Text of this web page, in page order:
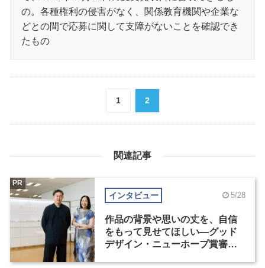
の。各種権利の侵害がなく、関係教育機関や企業な
どとの間で応募に関して支障がないことを確認でき
たもの
1 2
関連記事
インタビュー 5/28
作品の背景や思いの丈を、自信
をもって見せてほしい―グッド
デザイン・ニューホープ賞審査
PR